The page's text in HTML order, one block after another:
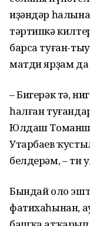
иҙәндәр
тәртипкә
барса туған-
матди ярҙам да
– Бигерәк тә,
һалған
Юлдаш
Утарбаев
белдерәм, – ти
Бындай оло
фатихаһынан,